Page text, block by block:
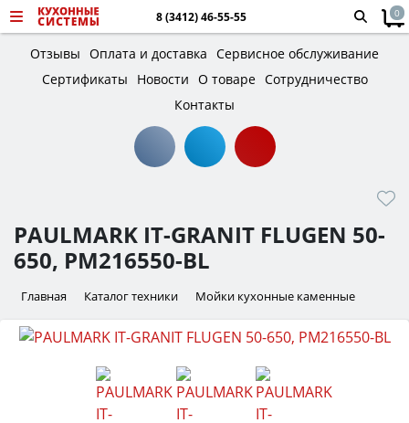
8 (3412) 46-55-55 0
Отзывы Оплата и доставка Сервисное обслуживание
Сертификаты
Новости О товаре Сотрудничество
Контакты
PAULMARK IT-GRANIT FLUGEN 50-
650, PM216550-BL
Главная Каталог техники Мойки кухонные каменные